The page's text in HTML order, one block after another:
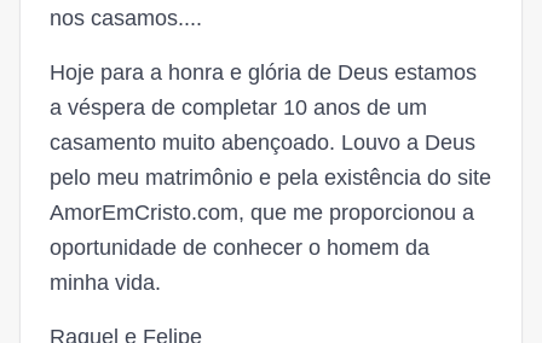
nos casamos....
Hoje para a honra e glória de Deus estamos
a véspera de completar 10 anos de um
casamento muito abençoado. Louvo a Deus
pelo meu matrimônio e pela existência do site
AmorEmCristo.com, que me proporcionou a
oportunidade de conhecer o homem da
minha vida.
Raquel e Felipe